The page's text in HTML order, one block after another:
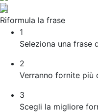
Riformula la frase
1
Seleziona una frase
2
Verranno fornite più
3
Scegli la migliore